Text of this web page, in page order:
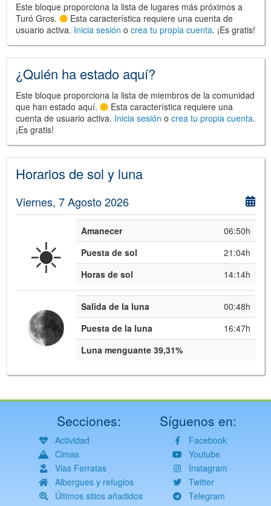
©Leaflet
JS library for interactive maps
©OpenStreetMap,OpenTopoMap
©Institut Cartogràfic i Geològic de
Catalunya (CC BY-SH 4.0)
Este bloque proporciona la lista de lugares más próximos a
Turó Gros.
Esta característica requiere una cuenta de
usuario activa. Inicia sesión o crea tu propia cuenta. ¡Es gratis!
¿Quién ha estado aquí?
Este bloque proporciona la lista de miembros de la comunidad
que han estado aquí.
Esta característica requiere una
cuenta de usuario activa. Inicia sesión o crea tu propia cuenta.
¡Es gratis!
Horarios de sol y luna
Viernes, 7 Agosto 2026
☀️ Amanecer
06:50h
Puesta de sol
21:04h
Horas de sol
14:14h
Salida de la luna
00:48h
Puesta de la luna
16:47h
Luna menguante 39,31%
Secciones:
Actividad
Cimas
Vias Ferratas
Albergues y refugios
Últimos sitios añadidos
Síguenos en:
Facebook
Youtube
Instagram
Twitter
Telegram